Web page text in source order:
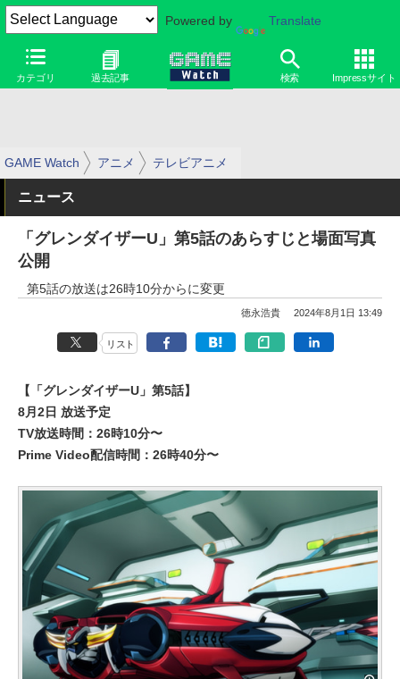
Powered by Translate
カテゴリ 過去記事 検索 Impressサイト
GAME Watch アニメ テレビアニメ
ニュース
「グレンダイザーU」第5話のあらすじと場面写真
公開
第5話の放送は26時10分からに変更
徳永浩貴 2024年8月1日 13:49
リスト
【「グレンダイザーU」第5話】
8月2日 放送予定
TV放送時間：26時10分〜
Prime Video配信時間：26時40分〜